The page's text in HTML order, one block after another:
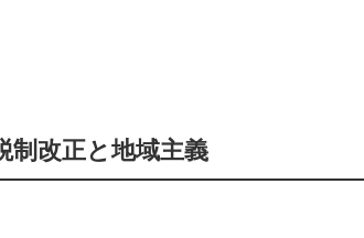
制改正と地域主義